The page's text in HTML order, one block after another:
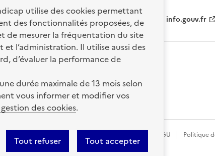
utilise des cookies permettant
des fonctionnalités proposées, de
de mesurer la fréquentation du site
l’administration. Il utilise aussi des
d’évaluer la performance de
durée maximale de 13 mois selon
vous informer et modifier vos
des cookies.
Tout accepter
Tout refuser
Nos
info.gouv.fr
CGU Politique